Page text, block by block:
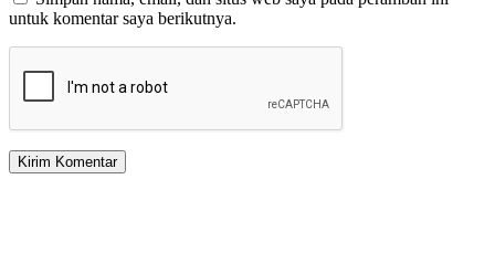
untuk komentar saya berikutnya.